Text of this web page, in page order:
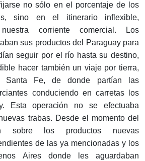
no sólo en el porcentaje de los
sino en el itinerario inflexible,
corriente comercial. Los
sus productos del Paraguay para
seguir por el río hasta su destino,
hacer también un viaje por tierra,
Santa Fe, de donde partían las
conduciendo en carretas los
Esta operación no se efectuaba
trabas. Desde el momento del
sobre los productos nuevas
de las ya mencionadas y los
Aires donde les aguardaban